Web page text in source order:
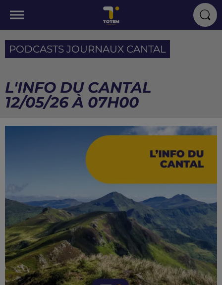
PODCASTS JOURNAUX CANTAL
L'INFO DU CANTAL
12/05/26 À 07H00